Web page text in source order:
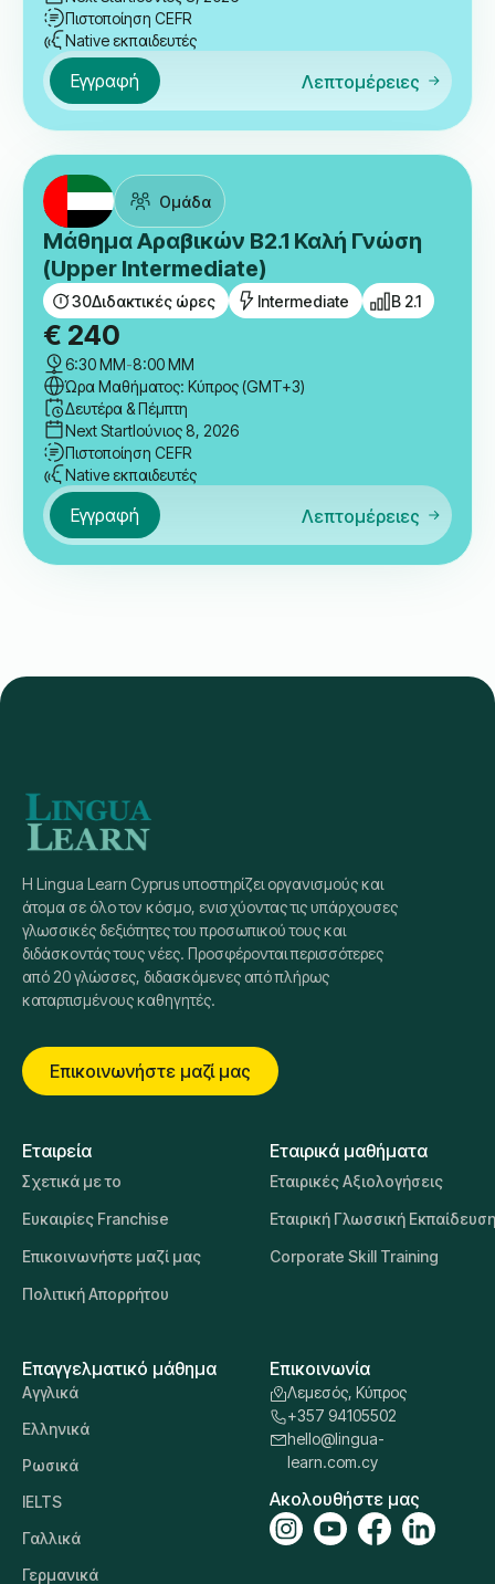
Ομάδα
Μάθημα Ιταλικών A1.2 Στοιχειώδης
Γνώση (Beginner)
30Διδακτικές ώρες
€225
6:30 ΜΜ -8:00 ΜΜ
Ώρα Μαθήματος: Κύπρος (GMT+3)
Δευτέρα & Πέμπτη
Next Start
Πιστοποίηση CEFR
Native εκπαιδευτές
Εγγραφή
Ομάδα
€240
Native εκπαιδευτές
Εγγραφή
Η Lingua Learn Cyprus υποστηρίζει οργανισμούς και
άτομα σε όλο τον κόσμο, ενισχύοντας τις υπάρχουσες
γλωσσικές δεξιότητες του προσωπικού τους και
διδάσκοντάς τους νέες. Προσφέρονται περισσότερες
Εταιρεία Εταιρικά μαθήματα
Εταιρικές Αξιολογήσεις